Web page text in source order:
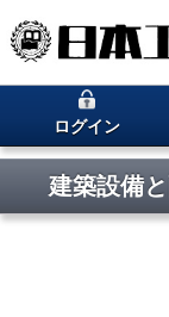
ログイン
建築設備